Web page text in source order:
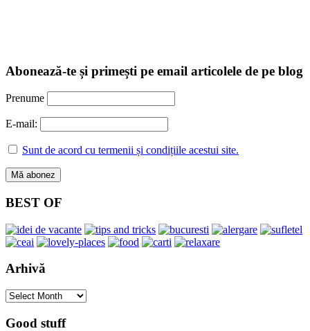
Abonează-te și primești pe email articolele de pe blog
Prenume
E-mail:
Sunt de acord cu termenii și condițiile acestui site.
BEST OF
Arhivă
Arhivă
Good stuff